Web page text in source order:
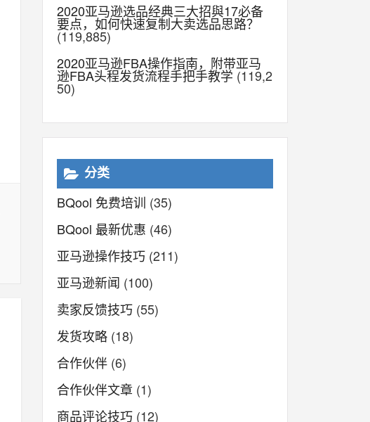
2020亚马逊选品经典三大招與17必备
要点，如何快速复制大卖选品思路？
(119,885)
2020亚马逊FBA操作指南，附带亚马
逊FBA头程发货流程手把手教学 (119,2
50)
分类
BQool 免费培训 (35)
BQool 最新优惠 (46)
亚马逊操作技巧 (211)
亚马逊新闻 (100)
卖家反馈技巧 (55)
发货攻略 (18)
合作伙伴 (6)
合作伙伴文章 (1)
商品评论技巧 (12)